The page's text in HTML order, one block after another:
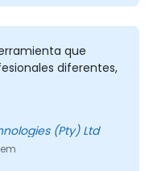
que
diferentes,
Technologies (Pty) Ltd